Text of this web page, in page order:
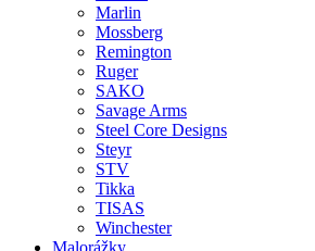
Marlin
Mossberg
Remington
Ruger
SAKO
Savage Arms
Steel Core Designs
Steyr
STV
Tikka
TISAS
Winchester